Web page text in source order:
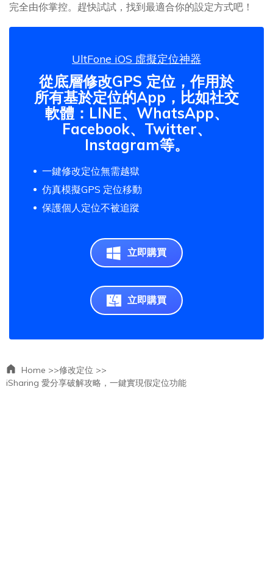
完全由你掌控。趕快試試，找到最適合你的設定方式吧！
UltFone iOS 虛擬定位神器
從底層修改GPS 定位，作用於
所有基於定位的App，比如社交
軟體：LINE、WhatsApp、
Facebook、Twitter、
Instagram等。
一鍵修改定位無需越獄
仿真模擬GPS 定位移動
保護個人定位不被追蹤
立即購買
立即購買
Home >>修改定位 >>
iSharing 愛分享破解攻略，一鍵實現假定位功能